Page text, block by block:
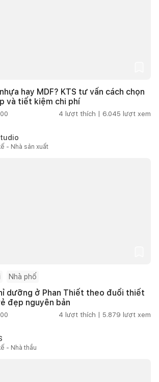
hay MDF? KTS tư vấn cách chọn
và tiết kiệm chi phí
4 lượt thích | 6.045 lượt xem
- Nhà sản xuất
Nhà phố
dưỡng ở Phan Thiết theo đuổi thiết
đẹp nguyên bản
4 lượt thích | 5.879 lượt xem
- Nhà thầu